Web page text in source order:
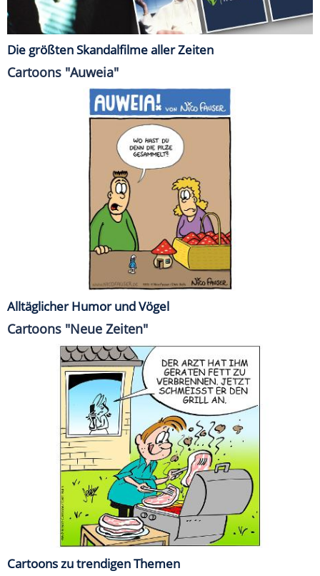
Die größten Skandalfilme aller Zeiten
Cartoons "Auweia"
Alltäglicher Humor und Vögel
Cartoons "Neue Zeiten"
Cartoons zu trendigen Themen